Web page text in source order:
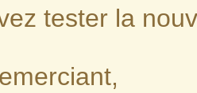
tester la